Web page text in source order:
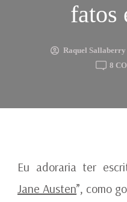
fatos
Raquel Sallaberry
8
Eu adoraria ter
Jane Austen”, como